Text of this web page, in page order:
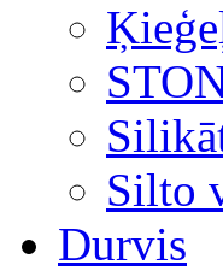
Silto
Durvis